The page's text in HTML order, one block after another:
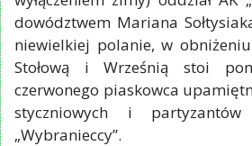
dowództwem Mariana
niewielkiej polanie, w
Stołową i Wrześnią stoi
czerwonego piaskowca
styczniowych i
„Wybranieccy”.